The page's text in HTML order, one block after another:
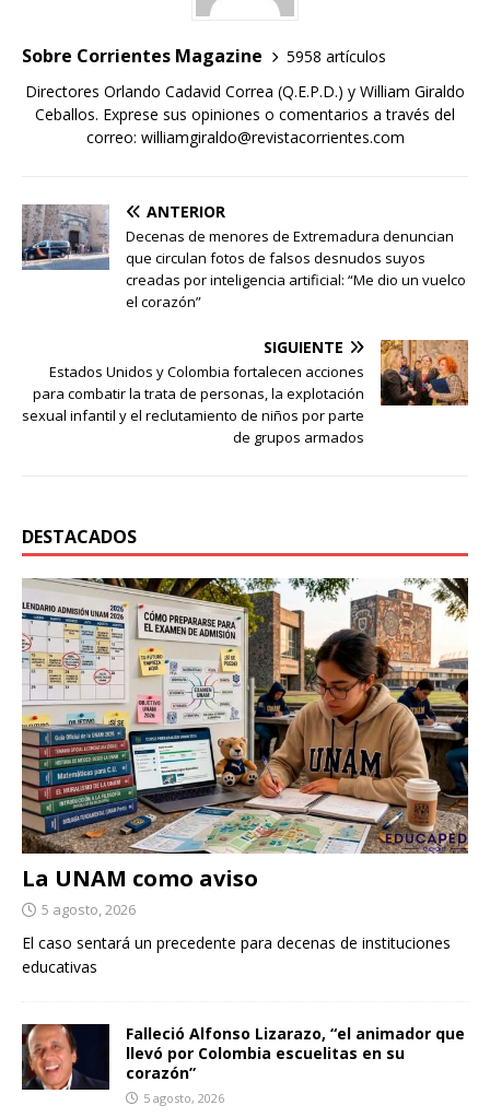
Sobre Corrientes Magazine
5958 artículos
Directores Orlando Cadavid Correa (Q.E.P.D.) y William Giraldo
Ceballos. Exprese sus opiniones o comentarios a través del
correo: williamgiraldo@revistacorrientes.com
ANTERIOR
Decenas de menores de Extremadura denuncian
que circulan fotos de falsos desnudos suyos
creadas por inteligencia artificial: “Me dio un vuelco
el corazón”
SIGUIENTE
Estados Unidos y Colombia fortalecen acciones
para combatir la trata de personas, la explotación
sexual infantil y el reclutamiento de niños por parte
de grupos armados
DESTACADOS
La UNAM como aviso
5 agosto, 2026
El caso sentará un precedente para decenas de instituciones
educativas
Falleció Alfonso Lizarazo, “el animador que
llevó por Colombia escuelitas en su
corazón”
5 agosto, 2026